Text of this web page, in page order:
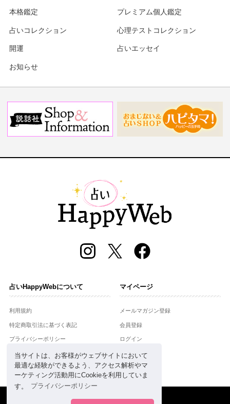
当サイトは、お客様がウェブサイトにおいて
最適な経験ができるよう、アクセス解析やマ
ーケティング活動用にCookieを利用していま
す。
プライバシーポリシー
本格鑑定 プレミアム個人鑑定
占いコレクション 心理テストコレクション
開運 占いエッセイ
お知らせ
占いHappyWebについて
利用規約
特定商取引法に基づく表記
プライバシーポリシー
運営会社
お問合せ
マイページ
メールマガジン登録
会員登録
ログイン